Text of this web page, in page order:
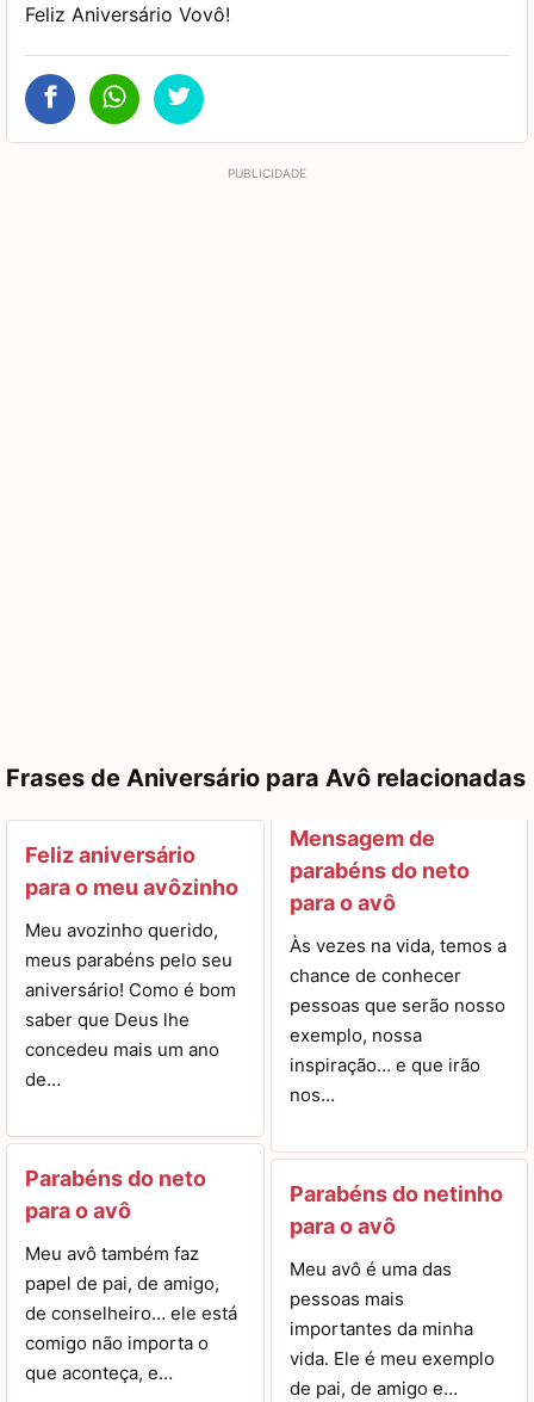
Feliz Aniversário Vovô!
Frases de Aniversário para Avô relacionadas
Feliz aniversário
para o meu avôzinho
Meu avozinho querido,
meus parabéns pelo seu
aniversário! Como é bom
saber que Deus lhe
concedeu mais um ano
de…
Parabéns do neto
para o avô
Meu avô também faz
papel de pai, de amigo,
de conselheiro… ele está
comigo não importa o
que aconteça, e…
Mensagem de
parabéns do neto
para o avô
Às vezes na vida, temos a
chance de conhecer
pessoas que serão nosso
exemplo, nossa
inspiração… e que irão
nos…
Parabéns do netinho
para o avô
Meu avô é uma das
pessoas mais
importantes da minha
vida. Ele é meu exemplo
de pai, de amigo e…